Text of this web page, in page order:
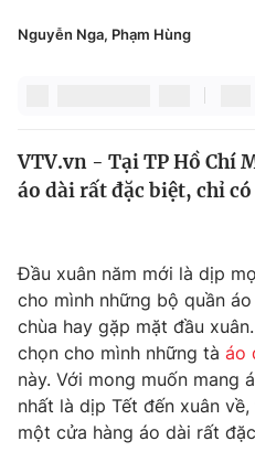
Xã hội
Y tế
Tin tức
Thế giới đó đây
Câu chuyện quốc tế
Kinh tế
Tài chính
Thị trường
Góc doanh nghiệp
Dữ liệu và đời sống
Truyền hình
Văn hóa - Giải trí
Giáo dục
Nguyễn Nga, Phạm Hùng
VTV.vn - Tại TP Hồ Chí
áo dài rất đặc biệt, chỉ
Đầu xuân năm mới là dịp
cho mình những bộ quần
chùa hay gặp mặt đầu
chọn cho mình những tà áo
này. Với mong muốn mang
nhất là dịp Tết đến xuân
một cửa hàng áo dài rất